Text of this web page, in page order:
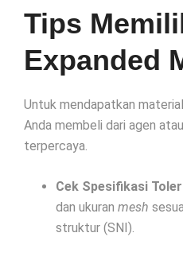
Tips
Expanded
Untuk mendapatkan
Anda membeli dari agen
terpercaya.
Cek Spesifikasi
dan ukuran mesh
struktur (SNI).